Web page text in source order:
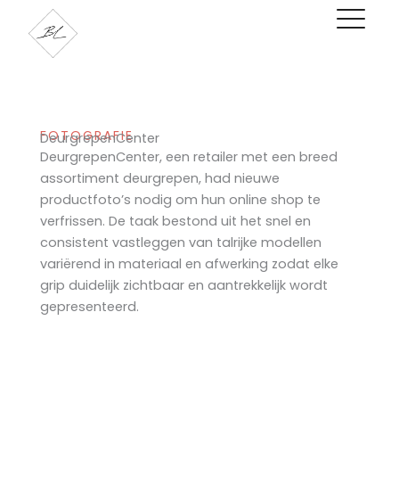
naar
FOTOGRAFIE
DeurgrepenCenter
DeurgrepenCenter, een retailer met een breed
assortiment deurgrepen, had nieuwe
productfoto’s nodig om hun online shop te
verfrissen. De taak bestond uit het snel en
consistent vastleggen van talrijke modellen
variërend in materiaal en afwerking zodat elke
grip duidelijk zichtbaar en aantrekkelijk wordt
gepresenteerd.